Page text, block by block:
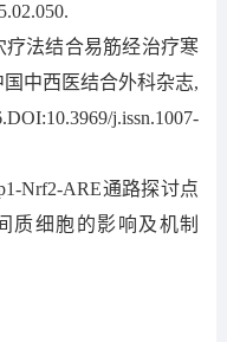
疗法结合易筋经治疗寒
中西医结合外科杂志,
j.issn.1007-
Nrf2-ARE通路探讨点
质细胞的影响及机制